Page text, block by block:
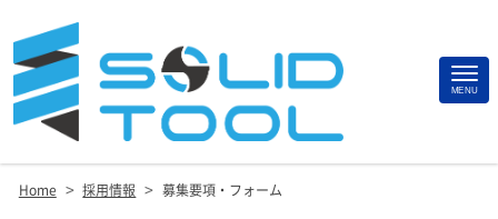
MENU
Home > 採用情報 > 募集要項・フォーム
Site
Footer